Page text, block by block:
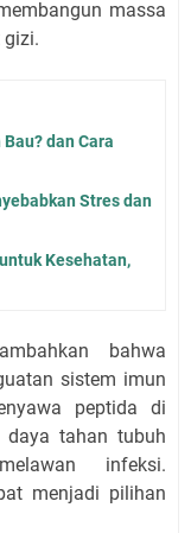
massa
gizi.
dan Cara
Stres dan
Kesehatan,
bahwa
sistem imun
peptida di
daya tahan tubuh
infeksi.
menjadi pilihan